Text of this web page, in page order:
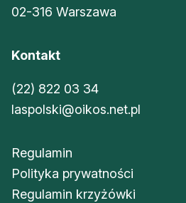
02-316 Warszawa
Kontakt
(22) 822 03 34
laspolski@oikos.net.pl
Regulamin
Polityka prywatności
Regulamin krzyżówki